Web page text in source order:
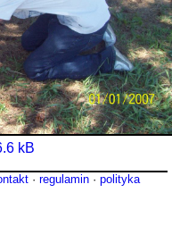
kB
· regulamin · polityka